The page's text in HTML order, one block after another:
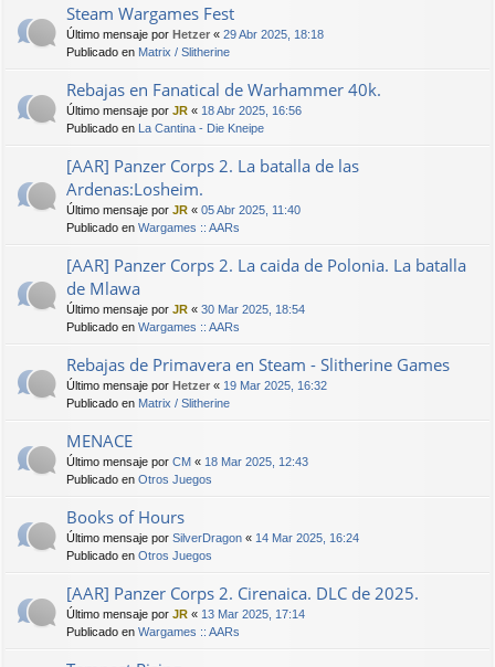
Steam Wargames Fest
Último mensaje por Hetzer « 29 Abr 2025, 18:18
Publicado en Matrix / Slitherine
Rebajas en Fanatical de Warhammer 40k.
Último mensaje por JR « 18 Abr 2025, 16:56
Publicado en La Cantina - Die Kneipe
[AAR] Panzer Corps 2. La batalla de las
Ardenas:Losheim.
Último mensaje por JR « 05 Abr 2025, 11:40
Publicado en Wargames :: AARs
[AAR] Panzer Corps 2. La caida de Polonia. La batalla
de Mlawa
Último mensaje por JR « 30 Mar 2025, 18:54
Publicado en Wargames :: AARs
Rebajas de Primavera en Steam - Slitherine Games
Último mensaje por Hetzer « 19 Mar 2025, 16:32
Publicado en Matrix / Slitherine
MENACE
Último mensaje por CM « 18 Mar 2025, 12:43
Publicado en Otros Juegos
Books of Hours
Último mensaje por SilverDragon « 14 Mar 2025, 16:24
Publicado en Otros Juegos
[AAR] Panzer Corps 2. Cirenaica. DLC de 2025.
Último mensaje por JR « 13 Mar 2025, 17:14
Publicado en Wargames :: AARs